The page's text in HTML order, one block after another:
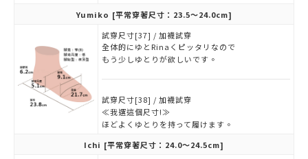
Yumiko [平常穿著尺寸：23.5～24.0cm]
試穿尺寸[37] / 加襪試穿
全体的にゆとRinaくピッタリなので
もう少しゆとりが欲しいです。
試穿尺寸[38] / 加襪試穿
≪我選這個尺寸!≫
ほどよくゆとりを持って履けます。
Ichi [平常穿著尺寸：24.0～24.5cm]